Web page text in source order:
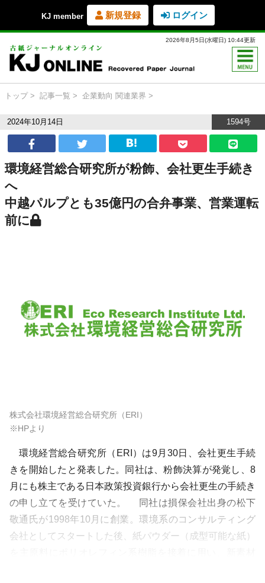
KJ member 新規登録 ログイン
2026年8月5日(水曜日) 10:44更新
トップ 記事一覧 企業動向 関連業界
2024年10月14日 1594号
環境経営総合研究所が粉飾、会社更生手続き
へ
中越パルプとも35億円の合弁事業、営業運転
前に
株式会社環境経営総合研究所（ERI）
※HPより
環境経営総合研究所（ERI）は9月30日、会社更生手続
きを開始したと発表した。同社は、粉飾決算が発覚し、8
月にも株主である日本政策投資銀行から会社更生の手続き
の申し立てを受けていた。 同社は損保会社出身の松下
敬通氏が1998年10月に創業。環境系のコンサルティング
会社としてスタートした後、紙パウダー（成型可能な紙）